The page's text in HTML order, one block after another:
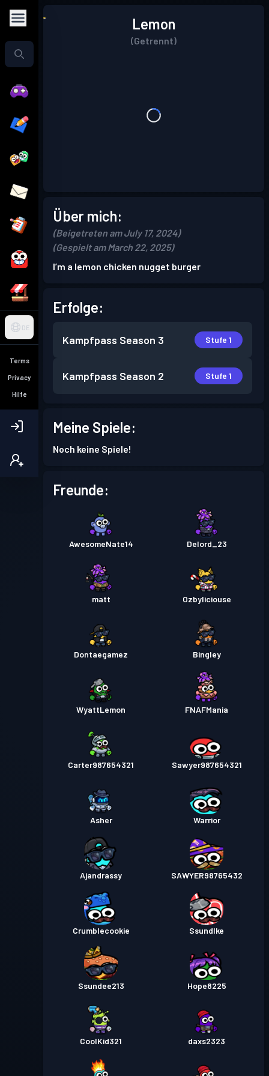
DE
Terms
Privacy
Hilfe
Lemon
(Getrennt)
Über mich:
(Beigetreten am July 17, 2024)
(Gespielt am March 22, 2025)
I’m a lemon chicken nugget burger
Erfolge:
Kampfpass Season 3 Stufe 1
Kampfpass Season 2 Stufe 1
Meine Spiele:
Noch keine Spiele!
Freunde:
AwesomeNate14 Delord_23
matt Ozbyliciouse
Dontaegamez Bingley
WyattLemon FNAFMania
Carter987654321 Sawyer987654321
Asher Warrior
Ajandrassy SAWYER98765432
Crumblecookie SsundIke
Ssundee213 Hope8225
CoolKid321 daxs2323